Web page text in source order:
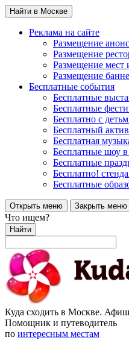
Найти в Москве
Реклама на сайте
Размещение
Размещение
Размещение мест
Размещение
Бесплатные события
Бесплатные
Бесплатные
Бесплатно с
Бесплатный
Бесплатная
Бесплатные шоу
Бесплатные
Бесплатно!
Бесплатные
Открыть меню Закрыть меню
Что ищем?
Найти
Куда сходить в Москве.
Помощник и путеводитель
по интересным местам